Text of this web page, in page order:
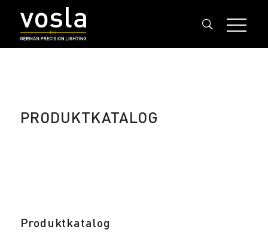
PRODUKTKATALOG
Produktkatalog